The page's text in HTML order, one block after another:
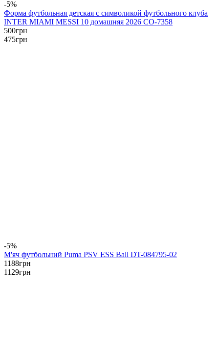
-5%
Форма футбольная детская с символикой футбольного клуба
INTER MIAMI MESSI 10 домашняя 2026 CO-7358
500грн
475грн
-5%
М'яч футбольний Puma PSV ESS Ball DT-084795-02
1188грн
1129грн